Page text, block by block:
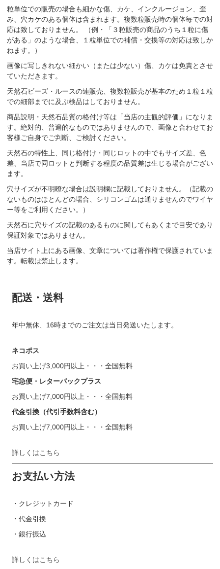
粒単位での販売の場合も細かな傷、カケ、インクルージョン、歪
み、穴カケのある個体は含まれます。複数粒販売時の個体毎での対
応は致しておりません。 （例・「３粒販売の商品のうち１粒に傷
がある」のような場合、１粒単位での補償・交換等の対応は致しか
ねます。）
画像に写しきれない細かい（または少ない）傷、カケは免責とさせ
ていただきます。
天然石ビーズ・ルースの連販売、複数粒販売が基本のため１粒１粒
での細部までに及ぶ検品はしておりません。
商品説明・天然石品質の格付け等は「当店の主観的評価」になりま
す。絶対的、普遍的なものではありませんので、画像と合わせてお
客様ご自身でご判断、ご検討ください。
天然石の特性上、同じ格付け・同じロットの中でもサイズ差、色
差、当店で同ロットと判断する程度の品質差は生じる場合がござい
ます。
穴サイズが不明瞭な場合は説明欄に記載しておりません。（記載の
ないものはほとんどの場合、シリコンゴムは通りませんのでワイヤ
ー等をご利用ください。）
天然石に穴サイズの記載のあるものに関してもあくまで目安であり
保証対象ではありません。
当店サイト上にある画像、文章については著作権で保護されていま
す。転載は禁止します。
配送・送料
年中無休、16時までのご注文は当日発送いたします。
ネコポス
お買い上げ3,000円以上・・・全国無料
宅急便・レターパックプラス
お買い上げ7,000円以上・・・全国無料
代金引換（代引手数料含む）
お買い上げ7,000円以上・・・全国無料
詳しくはこちら
お支払い方法
・クレジットカード
・代金引換
・銀行振込
詳しくはこちら